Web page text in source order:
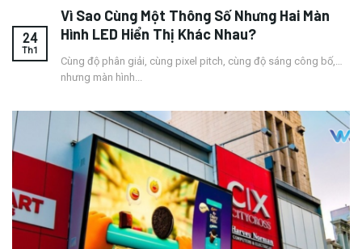
Vì Sao Cùng Một Thông Số Nhưng Hai Màn
Hình LED Hiển Thị Khác Nhau?
Cùng độ phân giải, cùng pixel pitch, cùng độ sáng công bố,…
nhưng màn hình...
24
Th1